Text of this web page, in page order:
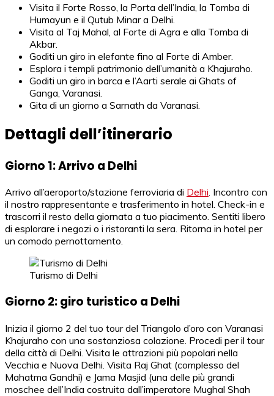
Visita il Forte Rosso, la Porta dell’India, la Tomba di
Humayun e il Qutub Minar a Delhi.
Visita al Taj Mahal, al Forte di Agra e alla Tomba di
Akbar.
Goditi un giro in elefante fino al Forte di Amber.
Esplora i templi patrimonio dell’umanità a Khajuraho.
Goditi un giro in barca e l’Aarti serale ai Ghats of
Ganga, Varanasi.
Gita di un giorno a Sarnath da Varanasi.
Dettagli dell’itinerario
Giorno 1: Arrivo a Delhi
Arrivo all’aeroporto/stazione ferroviaria di Delhi. Incontro con
il nostro rappresentante e trasferimento in hotel. Check-in e
trascorri il resto della giornata a tuo piacimento. Sentiti libero
di esplorare i negozi o i ristoranti la sera. Ritorna in hotel per
un comodo pernottamento.
Turismo di Delhi
Giorno 2: giro turistico a Delhi
Inizia il giorno 2 del tuo tour del Triangolo d’oro con Varanasi
Khajuraho con una sostanziosa colazione. Procedi per il tour
della città di Delhi. Visita le attrazioni più popolari nella
Vecchia e Nuova Delhi. Visita Raj Ghat (complesso del
Mahatma Gandhi) e Jama Masjid (una delle più grandi
moschee dell’India costruita dall’imperatore Mughal Shah